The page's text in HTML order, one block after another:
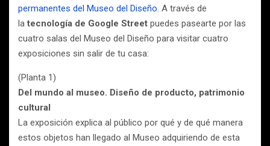
permanentes del Museo del Diseño. A través de
latecnología de Google Street puedes pasearte por las
cuatro salas del Museo del Diseño para visitar cuatro
exposiciones sin salir de tu casa:
(Planta 1)
Del mundo al museo. Diseño de producto, patrimonio
cultural
La exposición explica al público por qué y de qué manera
estos objetos han llegado al Museo adquiriendo de esta